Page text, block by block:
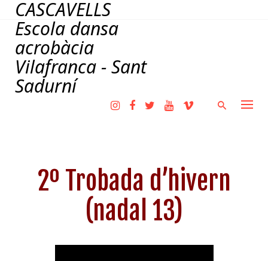
content
CASCAVELLS
Escola dansa
acrobàcia
Vilafranca - Sant
Sadurní
2º Trobada d’hivern
(nadal 13)